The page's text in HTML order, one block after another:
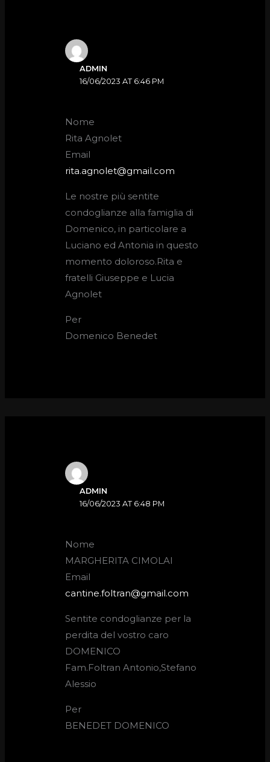
ADMIN
16/06/2023 AT 6:46 PM
Nome
Rita Agnolet
Email
rita.agnolet@gmail.com
Le nostre più sentite
condoglianze alla famiglia di
Domenico, in particolare a
Luciano ed Antonia in questo
momento doloroso.Rita e
fratelli Giuseppe e Lucia
Agnolet
Per
Domenico Benedet
ADMIN
16/06/2023 AT 6:48 PM
Nome
MARGHERITA CIMOLAI
Email
cantine.foltran@gmail.com
Sentite condoglianze per la
perdita del vostro caro
DOMENICO
Fam.Foltran Antonio,Stefano
Alessio
Per
BENEDET DOMENICO